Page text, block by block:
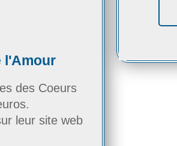
l'Amour
des Coeurs
leur site web